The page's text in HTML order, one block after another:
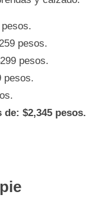
pesos.
pesos.
pesos.
$2,345 pesos.